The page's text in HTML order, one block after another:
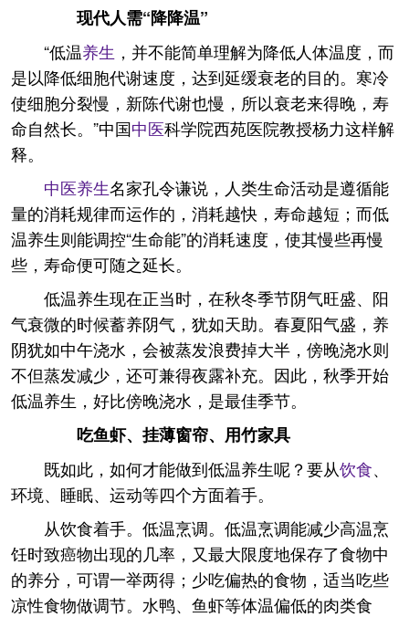
现代人需“降降温”
“低温养生 ，并不能简单理解为降低人体温度，而
是以降低细胞代谢速度，达到延缓衰老的目的。寒冷
使细胞分裂慢，新陈代谢也慢，所以衰老来得晚，寿
命自然长。”中国中医科学院西苑医院教授杨力这样解
释。
中医养生名家孔令谦说，人类生命活动是遵循能
量的消耗规律而运作的，消耗越快，寿命越短；而低
温养生则能调控“生命能”的消耗速度，使其慢些再慢
些，寿命便可随之延长。
低温养生现在正当时，在秋冬季节阴气旺盛、阳
气衰微的时候蓄养阴气，犹如天助。春夏阳气盛，养
阴犹如中午浇水，会被蒸发浪费掉大半，傍晚浇水则
不但蒸发减少，还可兼得夜露补充。因此，秋季开始
低温养生，好比傍晚浇水，是最佳季节。
吃鱼虾、挂薄窗帘、用竹家具
既如此，如何才能做到低温养生呢？要从饮食、
环境、睡眠、运动等四个方面着手。
从饮食着手。低温烹调。低温烹调能减少高温烹
饪时致癌物出现的几率，又最大限度地保存了食物中
的养分，可谓一举两得；少吃偏热的食物，适当吃些
凉性食物做调节。水鸭、鱼虾等体温偏低的肉类食